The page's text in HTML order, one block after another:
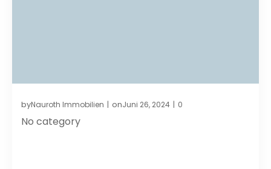
byNauroth Immobilien | onJuni 26, 2024 | 0
No category